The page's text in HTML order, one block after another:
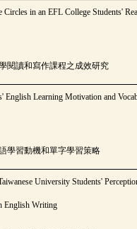
Circles in an EFL College Students'
閱讀和寫作課程之成效研究
English Learning Motivation and
學習動機和單字學習策略
University Students'
English Writing